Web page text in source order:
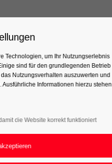
Technologien, um Ihr Nutzungserlebnis
sind für den grundlegenden Betrieb
Nutzungsverhalten auszuwerten und
Informationen hierzu stehen
die Website korrekt funktioniert